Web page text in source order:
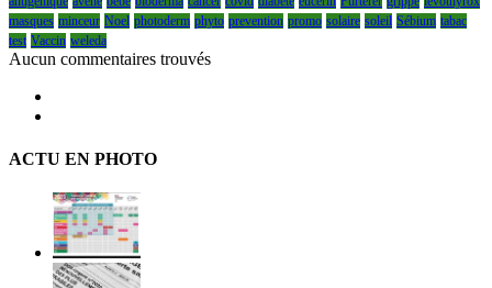
masques minceur Noel photoderm phyto prevention promo solaire soleil Sébium tabac
test Vaccin weleda
Aucun commentaires trouvés
ACTU EN PHOTO